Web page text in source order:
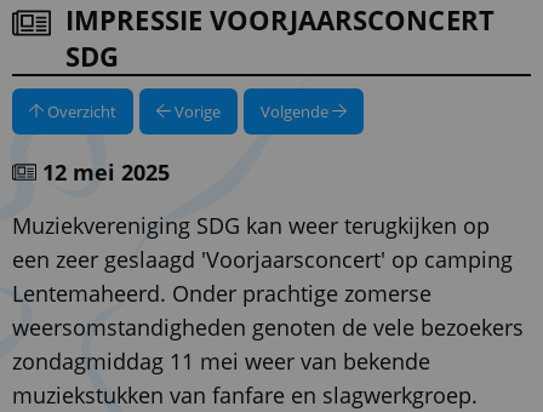
IMPRESSIE VOORJAARSCONCERT
SDG
Overzicht Vorige Volgende
12 mei 2025
Muziekvereniging SDG kan weer terugkijken op
een zeer geslaagd 'Voorjaarsconcert' op camping
Lentemaheerd. Onder prachtige zomerse
weersomstandigheden genoten de vele bezoekers
zondagmiddag 11 mei weer van bekende
muziekstukken van fanfare en slagwerkgroep.